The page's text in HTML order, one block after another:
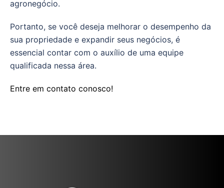
agronegócio.
Portanto, se você deseja melhorar o desempenho da
sua propriedade e expandir seus negócios, é
essencial contar com o auxílio de uma equipe
qualificada nessa área.
Entre em contato conosco!